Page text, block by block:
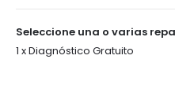
Seleccione una o varias
1 x Diagnóstico Gratuito